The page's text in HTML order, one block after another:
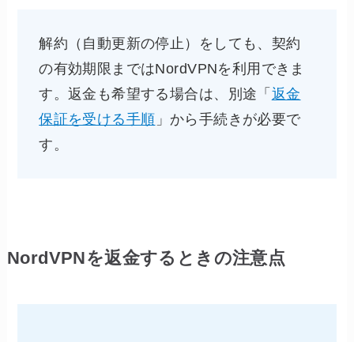
解約（自動更新の停止）をしても、契約
の有効期限まではNordVPNを利用できま
す。返金も希望する場合は、別途「 返金
保証を受ける手順 」から手続きが必要で
す。
NordVPNを返金するときの注意点